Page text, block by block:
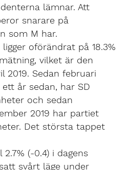
lämnar. Att
snarare på
som M har.
oförändrat på 18.3%
vilket är den
2019. Sedan februari
år sedan, har SD
och sedan
2019 har partiet
Det största tappet
(-0.4) i dagens
svårt läge under